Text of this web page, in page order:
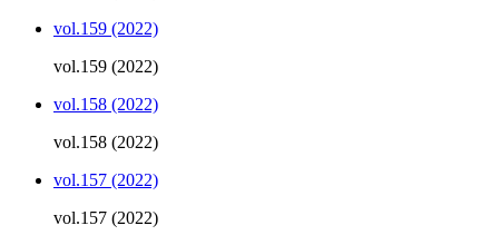
vol.159 (2022)
vol.159 (2022)
vol.158 (2022)
vol.158 (2022)
vol.157 (2022)
vol.157 (2022)